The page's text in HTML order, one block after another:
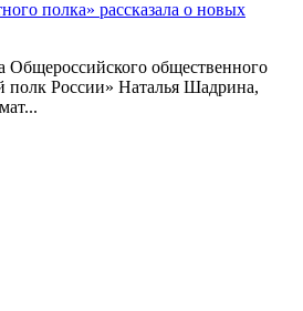
полка» рассказала о новых
Общероссийского общественного
полк России» Наталья Шадрина,